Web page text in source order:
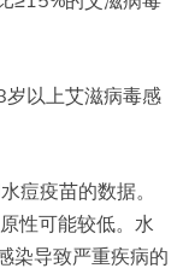
以上艾滋病毒感
痘疫苗的数据。
性可能较低。水
染导致严重疾病的